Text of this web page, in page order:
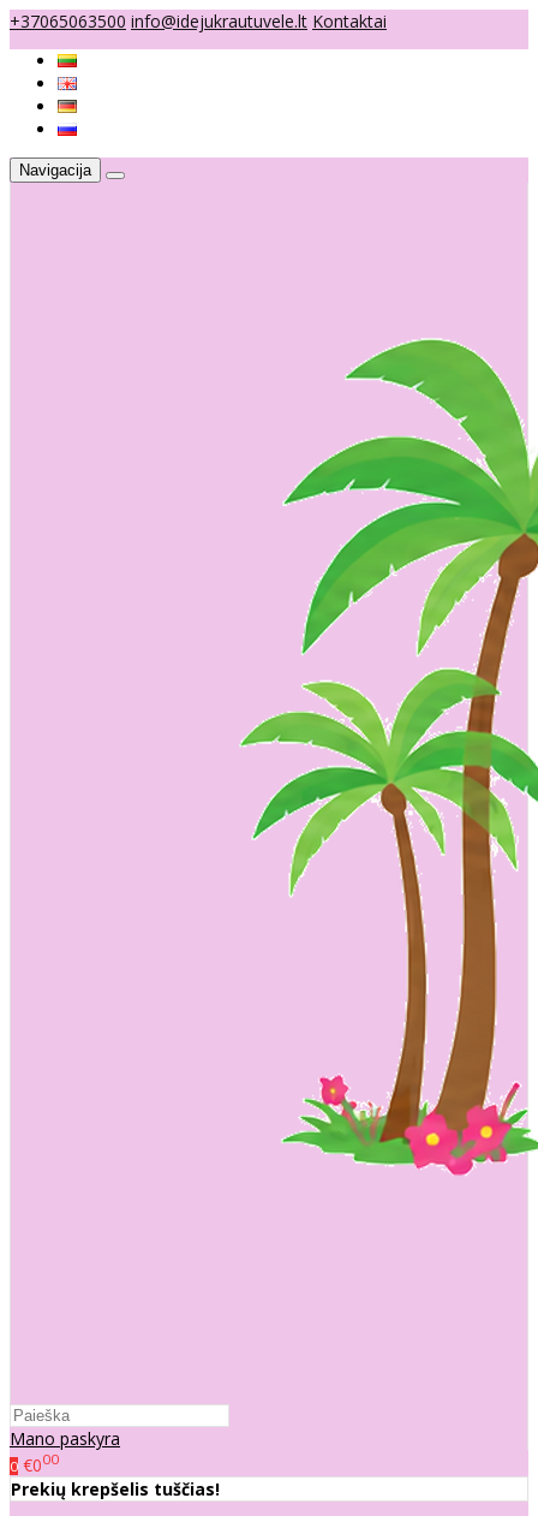
+37065063500 info@idejukrautuvele.lt Kontaktai
Navigacija
Mano paskyra
0 €000
Prekių krepšelis tuščias!